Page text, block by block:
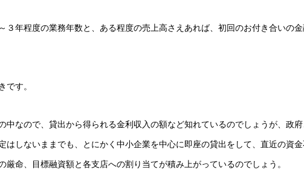
３年程度の業務年数と、ある程度の売上高さえあれば、初回のお付き合いの
です。
中なので、貸出から得られる金利収入の額など知れているのでしょうが、政
はしないままでも、とにかく中小企業を中心に即座の貸出をして、直近の資
厳命、目標融資額と各支店への割り当てが積み上がっているのでしょう。